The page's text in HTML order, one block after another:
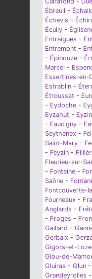
Ébreuil -
Échevis -
Écully -
Entraigues -
Entremont -
- Épinouze -
Marcel -
Essertines-en-
Estrablin -
Étroussat -
- Eydoche -
Eyzahut -
- Faucigny -
Seythenex -
Saint-Mary -
- Feyzin -
Fleurieu-sur-
- Fontaine -
Saône -
Fontcouverte-
Fourneaux -
Anglards -
- Froges -
Gaillard -
Gerbaix -
Gigors-et-
Giou-de-
Gluiras - Glun -
Grandeyrolles -